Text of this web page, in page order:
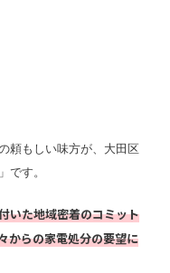
頼もしい味方が、大田区
です。
いた地域密着のコミット
からの家電処分の要望に